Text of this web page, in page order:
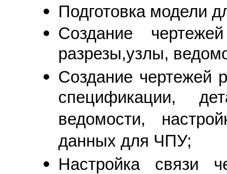
Подготовка модели
Создание
разрезы,узлы,
Создание чертежей
спецификации,
ведомости,
данных для ЧПУ;
Настройка связи